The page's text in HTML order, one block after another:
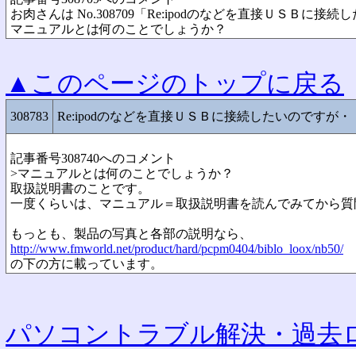
お肉さんは No.308709「Re:ipodのなどを直接ＵＳＢに接続
マニュアルとは何のことでしょうか？
▲このページのトップに戻る
308783 Re:ipodのなどを直接ＵＳＢに接続したいのですが・
記事番号308740へのコメント
>マニュアルとは何のことでしょうか？
取扱説明書のことです。
一度くらいは、マニュアル＝取扱説明書を読んでみてから
もっとも、製品の写真と各部の説明なら、
http://www.fmworld.net/product/hard/pcpm0404/biblo_loox/nb50/
の下の方に載っています。
パソコントラブル解決・過去